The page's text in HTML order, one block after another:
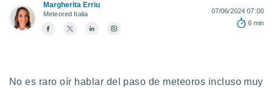
perfil
más
Margherita Erriu
Meteored Italia
07/06/2024 07:00
6 min
No es raro oír hablar del paso de meteoros incluso muy